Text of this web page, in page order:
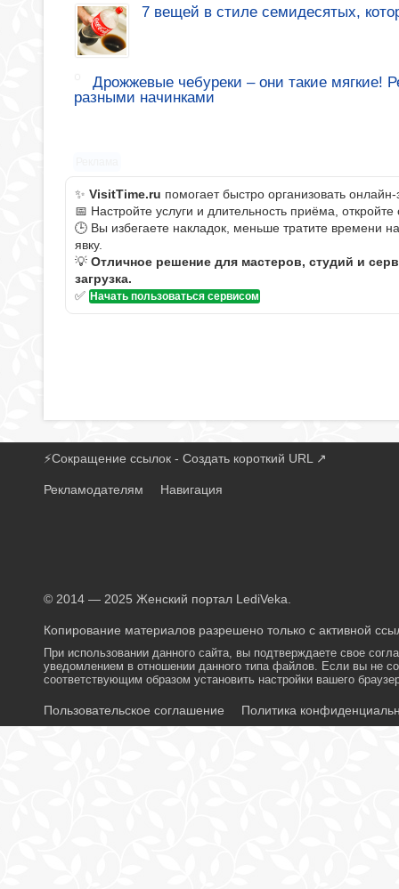
7 вещей в стиле семидесятых,
Дрожжевые чебуреки – они такие мягкие!
разными начинками
✨ VisitTime.ru помогает быстро организовать
📅 Настройте услуги и длительность приёма,
🕒 Вы избегаете накладок, меньше тратите времени
явку.
💡 Отличное решение для мастеров, студий и
загрузка.
✅ Начать пользоваться сервисом
⚡Сокращение ссылок - Создать короткий URL↗
Рекламодателям Навигация
© 2014 — 2025 Женский портал LediVeka.
Копирование материалов разрешено только с активной
При использовании данного сайта, вы подтверждаете свое
уведомлением в отношении данного типа файлов. Если вы не
соответствующим образом установить настройки вашего
Пользовательское соглашение Политика